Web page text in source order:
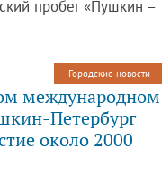
пробег «Пушкин –
с утра будет
автотранспорта.
Городские новости
международном
Петербург
около 2000